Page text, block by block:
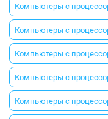
Компьютеры с
Компьютеры с
Компьютеры с
Компьютеры с
Компьютеры с